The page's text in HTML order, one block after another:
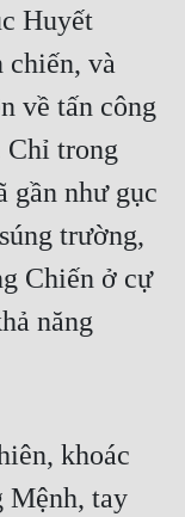
Huyết
chiến, và
về tấn công
Chỉ trong
gần như gục
trường,
Chiến ở cự
năng
khoác
Mệnh, tay